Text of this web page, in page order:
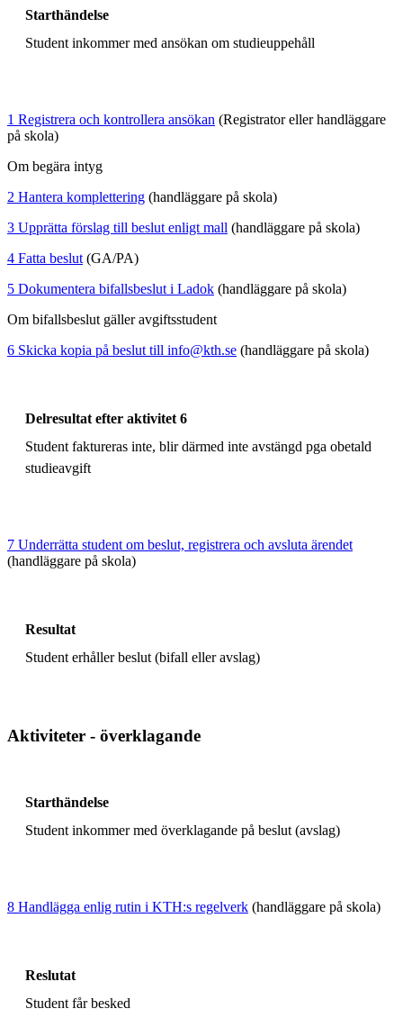
Starthändelse
Student inkommer med ansökan om studieuppehåll
1 Registrera och kontrollera ansökan (Registrator eller handläggare
på skola)
Om begära intyg
2 Hantera komplettering (handläggare på skola)
3 Upprätta förslag till beslut enligt mall (handläggare på skola)
4 Fatta beslut (GA/PA)
5 Dokumentera bifallsbeslut i Ladok (handläggare på skola)
Om bifallsbeslut gäller avgiftsstudent
6 Skicka kopia på beslut till info@kth.se (handläggare på skola)
Delresultat efter aktivitet 6
Student faktureras inte, blir därmed inte avstängd pga obetald
studieavgift
7 Underrätta student om beslut, registrera och avsluta ärendet
(handläggare på skola)
Resultat
Student erhåller beslut (bifall eller avslag)
Aktiviteter - överklagande
Starthändelse
Student inkommer med överklagande på beslut (avslag)
8 Handlägga enlig rutin i KTH:s regelverk (handläggare på skola)
Reslutat
Student får besked